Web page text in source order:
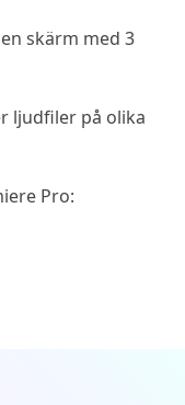
skärm med 3
ljudfiler på olika
Pro: